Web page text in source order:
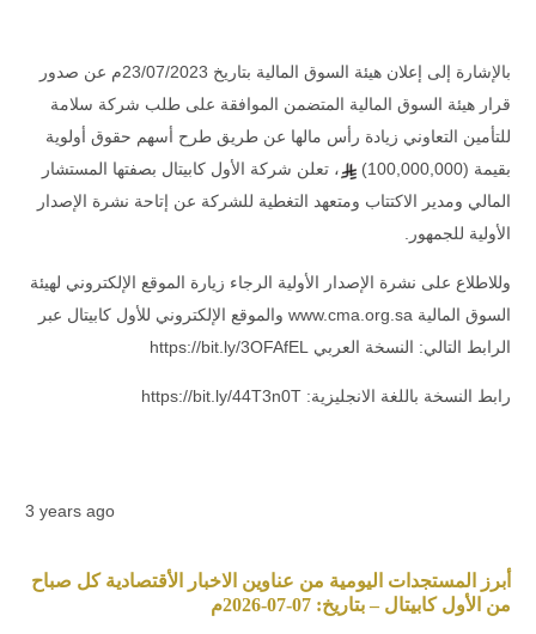
بالإشارة إلى إعلان هيئة السوق المالية بتاريخ 23/07/2023م عن صدور
قرار هيئة السوق المالية المتضمن الموافقة على طلب شركة سلامة
للتأمين التعاوني زيادة رأس مالها عن طريق طرح أسهم حقوق أولوية
بقيمة (100,000,000)
، تعلن شركة الأول كابيتال بصفتها المستشار
المالي ومدير الاكتتاب ومتعهد التغطية للشركة عن إتاحة نشرة الإصدار
الأولية للجمهور.
وللاطلاع على نشرة الإصدار الأولية الرجاء زيارة الموقع الإلكتروني لهيئة
السوق المالية www.cma.org.sa والموقع الإلكتروني للأول كابيتال عبر
الرابط التالي: النسخة العربي https://bit.ly/3OFAfEL
رابط النسخة باللغة الانجليزية: https://bit.ly/44T3n0T
3 years ago
أبرز المستجدات اليومية من عناوين الاخبار الأقتصادية كل صباح
من الأول كابيتال – بتاريخ: 07-07-2026م